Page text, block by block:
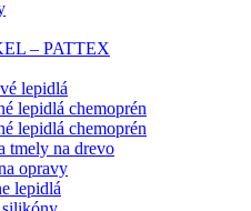
– PATTEX
lepidlá
lepidlá chemoprén
lepidlá chemoprén
tmely na drevo
opravy
lepidlá